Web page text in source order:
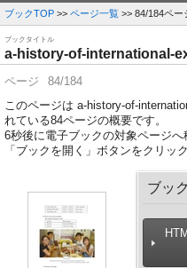
ブックTOP >> ページ一覧 >> 84/184ペー
ブックタイトル
a-history-of-international-
ページ
84/184
このページは a-history-of-
れている84ページの概要です。
6秒後に電子ブックの対象ページへ
「ブックを開く」ボタンをクリッ
ブッ